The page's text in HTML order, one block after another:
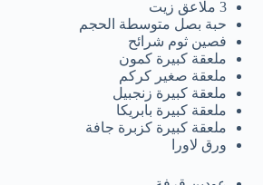
3 ملاعق زيت
حبة بصل متوسطة الحجم
فصين ثوم شرائح
ملعقة كبيرة كمون
ملعقة صغير كركم
ملعقة كبيرة زنجبيل
ملعقة كبيرة بابريكا
ملعقة كبيرة كزبرة جافة
ورق لاورا